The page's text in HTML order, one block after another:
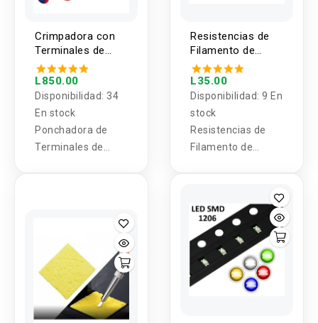
Crimpadora con
Terminales de
Empalme Rapido
8-20 AWG HSC8
6-4A
L850.00
Disponibilidad: 34
En stock
Ponchadora de
Terminales de
Resistencias de
Filamento de
Carbon 2W 1% 1
Valor (5 Unidades)
L35.00
Disponibilidad: 9 En
stock
Resistencias de
Filamento de